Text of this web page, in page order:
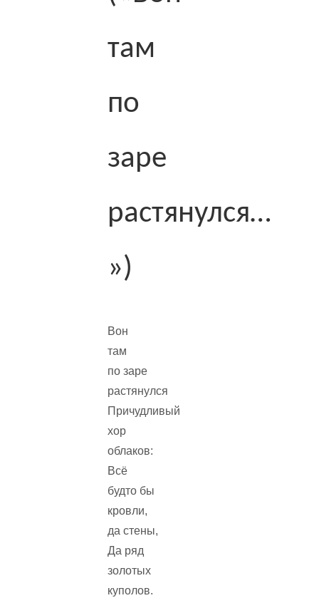
там
по
заре
растянулся…
»)
Вон
там
по заре
растянулся
Причудливый
хор
облаков:
Всё
будто бы
кровли,
да стены,
Да ряд
золотых
куполов.